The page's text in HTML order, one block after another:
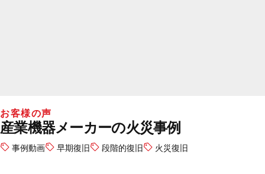
お客様の声
産業機器メーカーの火災事例
事例動画 早期復旧 段階的復旧 火災復旧